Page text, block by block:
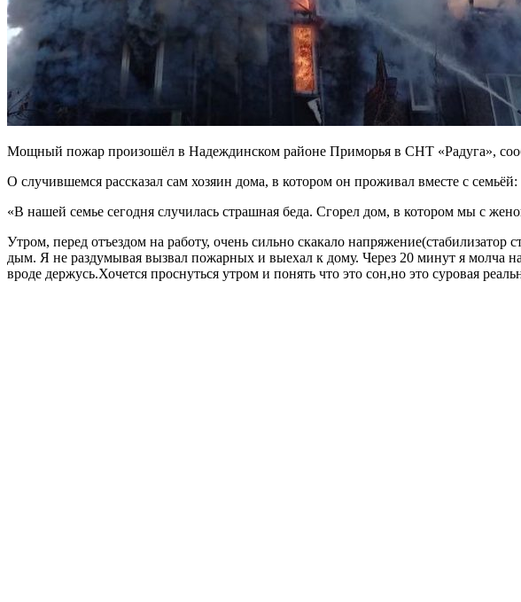
Мощный пожар произошёл в Надеждинском районе Приморья в СНТ «Радуга»,
О случившемся рассказал сам хозяин дома, в котором он проживал вместе с семьёй:
«В нашей семье сегодня случилась страшная беда. Сгорел дом, в котором мы с
Утром, перед отъездом на работу, очень сильно скакало
дым. Я не раздумывая вызвал пожарных и выехал к дому. Через 20 минут я молча
вроде держусь.Хочется проснуться утром и понять что это сон,но это суровая